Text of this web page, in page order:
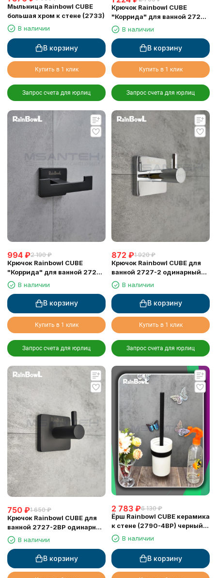
Мыльница Rainbowl CUBE
большая хром к стене (2733)
В наличии
В корзину
Купить в 1 клик
Запрос счета для юрлиц
Крючок Rainbowl CUBE
"Коррида" для ванной 2722
хромВ наличии
В корзину
Купить в 1 клик
Запрос счета для юрлиц
994 ₽2 190 ₽
Крючок Rainbowl CUBE
"Коррида" для ванной 2722-
BP чёрный матовый
В наличии
В корзину
Купить в 1 клик
Запрос счета для юрлиц
872 ₽1 920 ₽
Крючок Rainbowl CUBE для
ванной 2727-2 одинарный
хромВ наличии
В корзину
Купить в 1 клик
Запрос счета для юрлиц
750 ₽1 650 ₽
Крючок Rainbowl CUBE для
ванной 2727-2BP одинарный
чёрный матовый
В наличии
В корзину
2 783 ₽6 130 ₽
Ёрш Rainbowl CUBE керамика
к стене (2790-4BP) черный
матовый
В наличии
В корзину